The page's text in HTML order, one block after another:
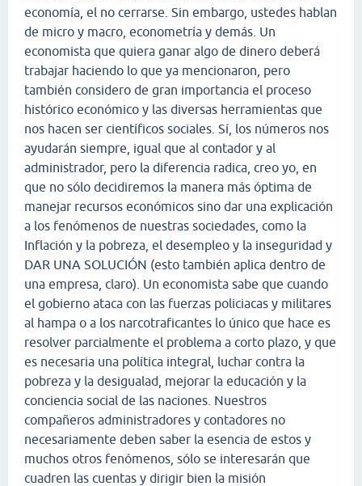
economía, el no cerrarse. Sin embargo, ustedes hablan
de micro y macro, econometría y demás. Un
economista que quiera ganar algo de dinero deberá
trabajar haciendo lo que ya mencionaron, pero
también considero de gran importancia el proceso
histórico económico y las diversas herramientas que
nos hacen ser científicos sociales. Sí, los números nos
ayudarán siempre, igual que al contador y al
administrador, pero la diferencia radica, creo yo, en
que no sólo decidiremos la manera más óptima de
manejar recursos económicos sino dar una explicación
a los fenómenos de nuestras sociedades, como la
Inflación y la pobreza, el desempleo y la inseguridad y
DAR UNA SOLUCIÓN (esto también aplica dentro de
una empresa, claro). Un economista sabe que cuando
el gobierno ataca con las fuerzas policiacas y militares
al hampa o a los narcotraficantes lo único que hace es
resolver parcialmente el problema a corto plazo, y que
es necesaria una política integral, luchar contra la
pobreza y la desigualad, mejorar la educación y la
conciencia social de las naciones. Nuestros
compañeros administradores y contadores no
necesariamente deben saber la esencia de estos y
muchos otros fenómenos, sólo se interesarán que
cuadren las cuentas y dirigir bien la misión